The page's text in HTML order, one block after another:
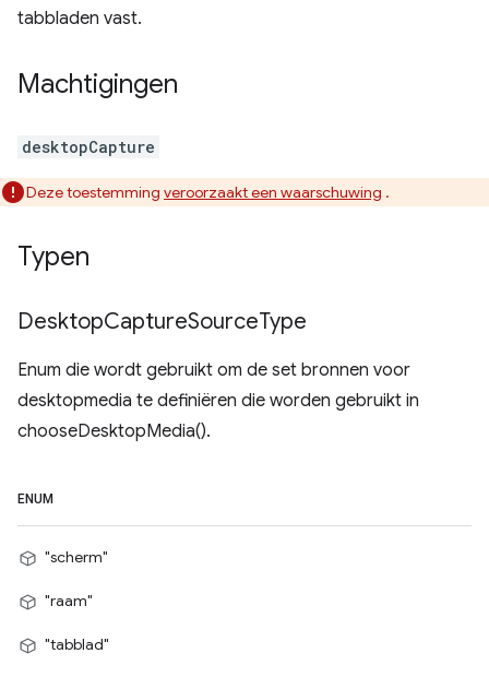
tabbladen vast.
Machtigingen
desktopCapture
Deze toestemming veroorzaakt een waarschuwing .
Typen
DesktopCaptureSourceType
Enum die wordt gebruikt om de set bronnen voor
desktopmedia te definiëren die worden gebruikt in
chooseDesktopMedia().
ENUM
"scherm"
"raam"
"tabblad"